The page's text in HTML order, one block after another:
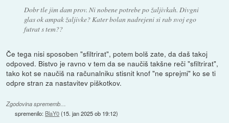
Dobr tle jim dam prov. Ni nobene potrebe po žaljivkah. Divgni
glas ok ampak žaljivke? Kater bolan nadrejeni si rab svoj ego
futrat s tem??
Če tega nisi sposoben "sfiltrirat", potem bolš zate, da daš takoj
odpoved. Bistvo je ravno v tem da se naučiš takšne reči "sfiltrirat",
tako kot se naučiš na računalniku stisnit knof "ne sprejmi" ko se ti
odpre stran za nastavitev piškotkov.
Zgodovina sprememb…
spremenilo: BlaY0(15. jan 2025 ob 19:12)